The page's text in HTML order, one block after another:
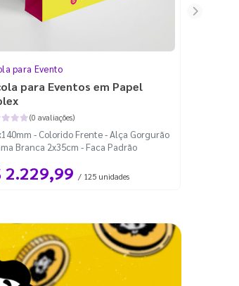
para Evento
para Eventos em Papel
(0 avaliações)
- Colorido Frente - Alça Gorgurão
Branca 2x35cm - Faca Padrão
2.229,99 / 125 unidades